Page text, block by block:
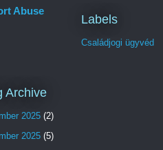
Abuse
Labels
Családjogi ügyvéd
Archive
2025 (2)
2025 (5)